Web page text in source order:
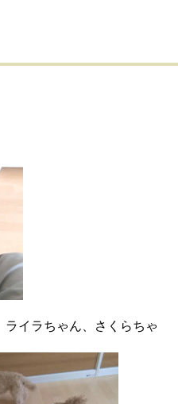
イラちゃん、さくらちゃ